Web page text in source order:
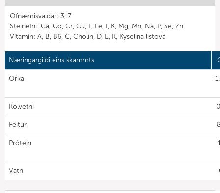
Ofnæmisvaldar: 3, 7
Steinefni: Ca, Co, Cr, Cu, F, Fe, I, K, Mg, Mn, Na, P, Se, Zn
Vítamín: A, B, B6, C, Cholin, D, E, K, Kyselina listová
Næringargildi eins skammts
Orka
Kolvetni
Feitur
Prótein
Vatn